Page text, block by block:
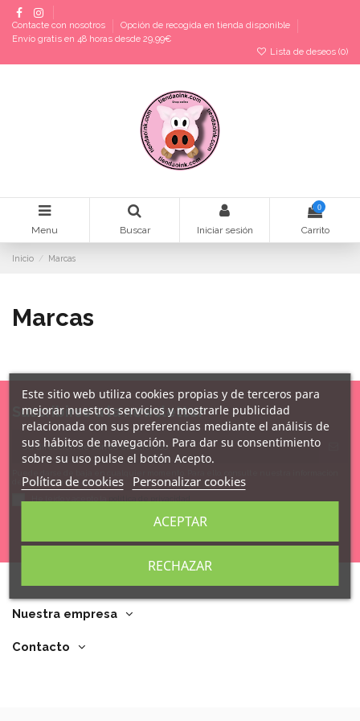
Contacte con nosotros
Opción de recogida en tienda disponible
Envío gratis en 48 horas desde 29,99€
Lista de deseos (0)
Menu Buscar Iniciar sesión
0
Carrito
Inicio Marcas
Marcas
Suscribirse a la newsletter
de contacto en el aviso legal.
Nuestra empresa
Contacto
Este sitio web utiliza cookies propias y de terceros para
mejorar nuestros servicios y mostrarle publicidad
relacionada con sus preferencias mediante el análisis de
sus hábitos de navegación. Para dar su consentimiento
sobre su uso pulse el botón Acepto.
Política de cookies Personalizar cookies
RECHAZAR
ACEPTAR